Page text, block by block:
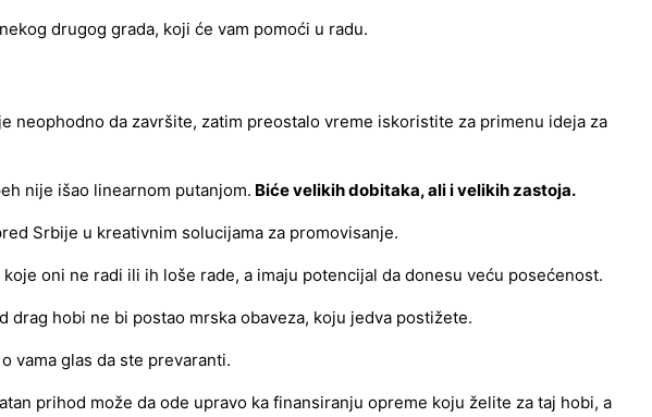
drugog grada, koji će vam pomoći u radu.
neophodno da završite, zatim preostalo vreme iskoristite za primenu ideja za
nije išao linearnom putanjom. Biće velikih dobitaka, ali i velikih zastoja.
Srbije u kreativnim solucijama za promovisanje.
oni ne radi ili ih loše rade, a imaju potencijal da donesu veću posećenost.
hobi ne bi postao mrska obaveza, koju jedva postižete.
vama glas da ste prevaranti.
prihod može da ode upravo ka finansiranju opreme koju želite za taj hobi, a